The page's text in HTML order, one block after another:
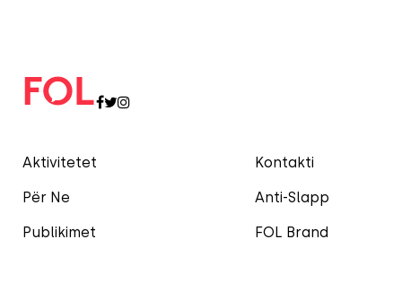
Aktivitetet
Për Ne
Publikimet
Kontakti
Anti-Slapp
FOL Brand